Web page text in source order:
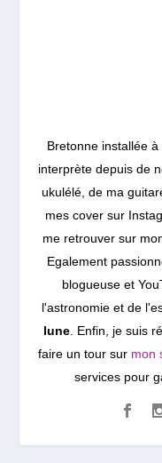
Bretonne installée
interprète depuis de
ukulélé, de ma
mes cover sur
me retrouver sur
Egalement
blogueuse et
l'astronomie et de
lune. Enfin, je suis
faire un tour sur mon
services pour